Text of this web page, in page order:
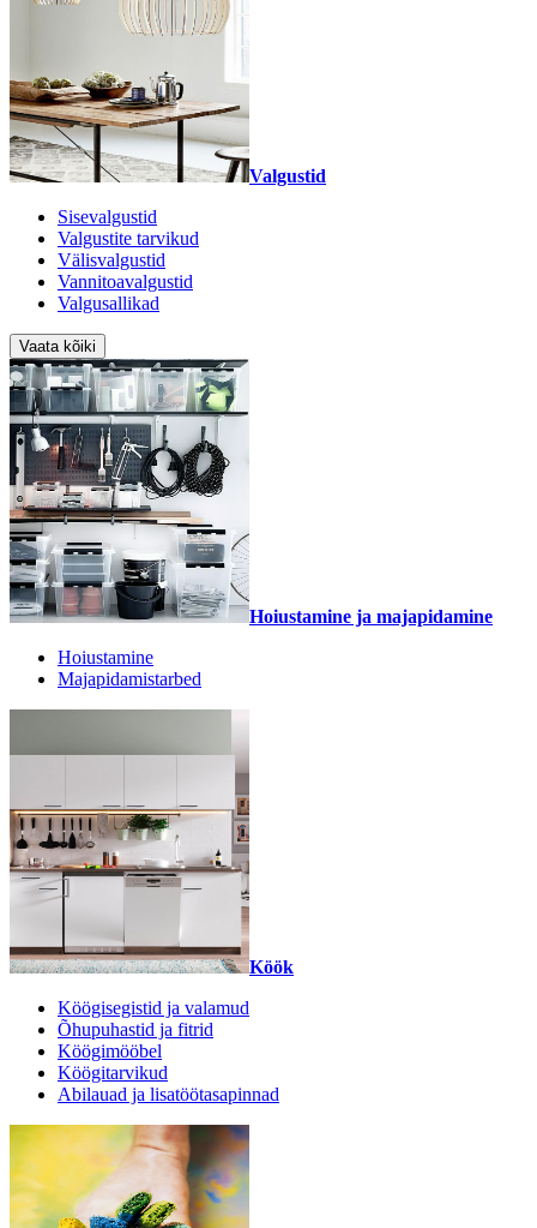
Valgustid
Sisevalgustid
Valgustite tarvikud
Välisvalgustid
Vannitoavalgustid
Valgusallikad
Vaata kõiki
Hoiustamine ja majapidamine
Hoiustamine
Majapidamistarbed
Köök
Köögisegistid ja valamud
Õhupuhastid ja fitrid
Köögimööbel
Köögitarvikud
Abilauad ja lisatöötasapinnad